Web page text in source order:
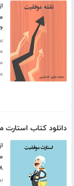
دانلود کتاب